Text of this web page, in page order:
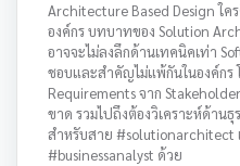
Architecture Based Design ใ
องค์กร บทบาทของ Solution
อาจจะไม่ลงลึกด้านเทคนิคเท่า
ชอบและสำคัญไม่แพ้กันในองค์กร
Requirements จาก
ขาด รวมไปถึงต้องวิเคราะห์ด้าน
สำหรับสาย #solutionarchitect
#businessanalyst ด้วย